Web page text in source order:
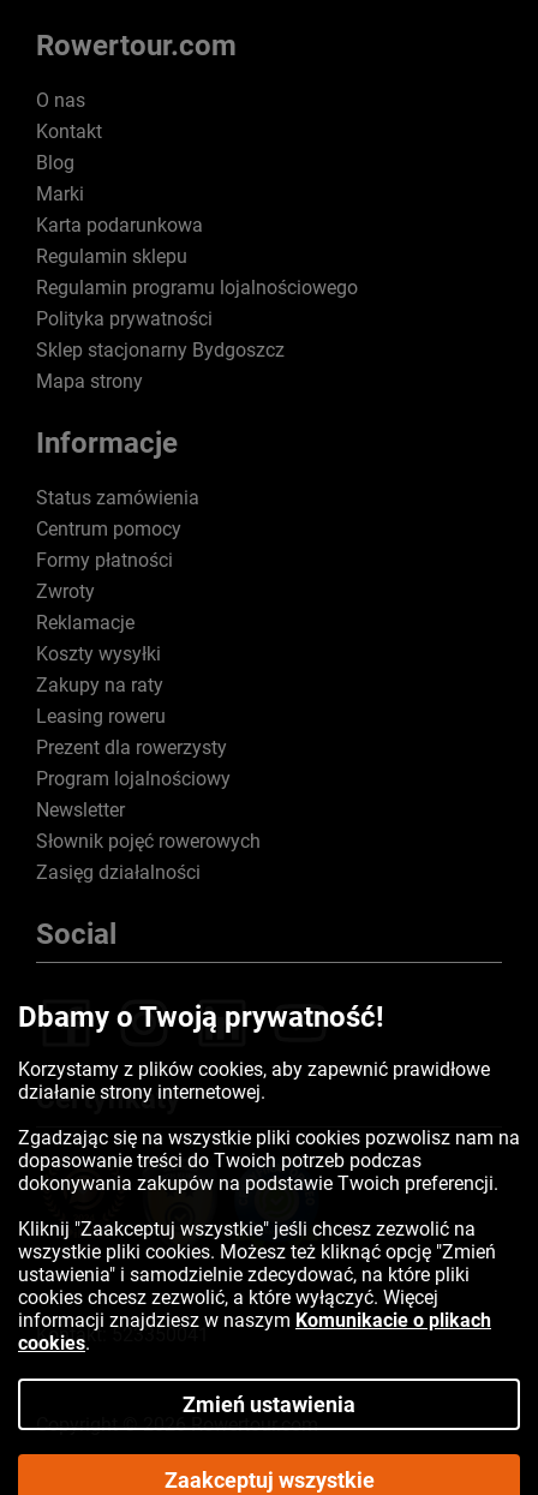
Rowertour.com
O nas
Kontakt
Blog
Marki
Karta podarunkowa
Regulamin sklepu
Regulamin programu lojalnościowego
Polityka prywatności
Sklep stacjonarny Bydgoszcz
Mapa strony
Informacje
Status zamówienia
Centrum pomocy
Formy płatności
Zwroty
Reklamacje
Koszty wysyłki
Zakupy na raty
Leasing roweru
Prezent dla rowerzysty
Program lojalnościowy
Newsletter
Słownik pojęć rowerowych
Zasięg działalności
Social
Certyfikaty
Kontakt:523350041
Copyright © 2026 Rowertour.com
Internetowy sklep rowerowy
Dbamy o Twoją prywatność!
Korzystamy z plików cookies, aby zapewnić prawidłowe
działanie strony internetowej.
Zgadzając się na wszystkie pliki cookies pozwolisz nam na
dopasowanie treści do Twoich potrzeb podczas
dokonywania zakupów na podstawie Twoich preferencji.
Kliknij "Zaakceptuj wszystkie" jeśli chcesz zezwolić na
wszystkie pliki cookies. Możesz też kliknąć opcję "Zmień
ustawienia" i samodzielnie zdecydować, na które pliki
cookies chcesz zezwolić, a które wyłączyć. Więcej
informacji znajdziesz w naszym Komunikacie o plikach
cookies.
Zmień ustawienia
Zaakceptuj wszystkie